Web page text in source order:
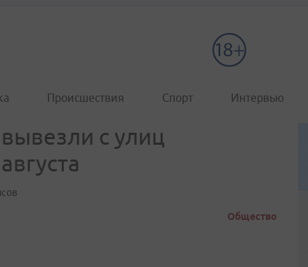
Происшествия Спорт Интервью
с улиц
Общество